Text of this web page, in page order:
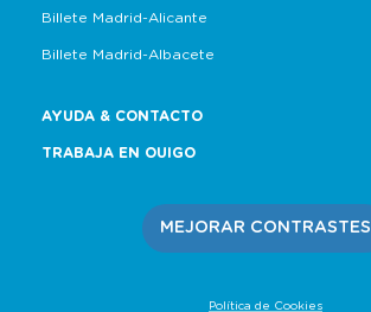
Billete Madrid-Alicante
Billete Madrid-Albacete
AYUDA & CONTACTO
TRABAJA EN OUIGO
MEJORAR CONTRASTES
Política de Cookies